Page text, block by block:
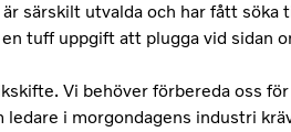
särskilt utvalda och har fått söka
tuff uppgift att plugga vid sidan
Vi behöver förbereda oss
i morgondagens industri